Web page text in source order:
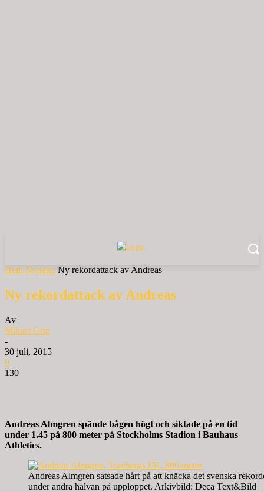
Hem Nyheter Ny rekordattack av Andreas
Ny rekordattack av Andreas
Av
Mikael Grip
-
30 juli, 2015
0
130
Andreas Almgren spände bågen högt och siktade på en tid
under 1.45 på 800 meter på Stockholms Stadion i Bauhaus
Athletics.
Andreas Almgren satsade hårt på att knäcka det svenska
under andra halvan på upploppet. Arkivbild: Deca Text&Bild